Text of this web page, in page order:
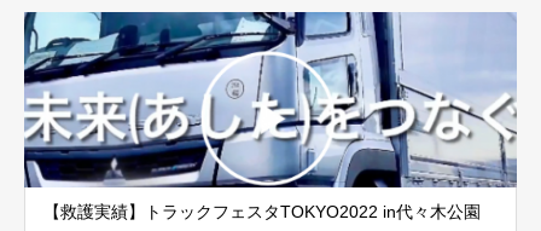
【救護実績】トラックフェスタTOKYO2022 in代々木公園